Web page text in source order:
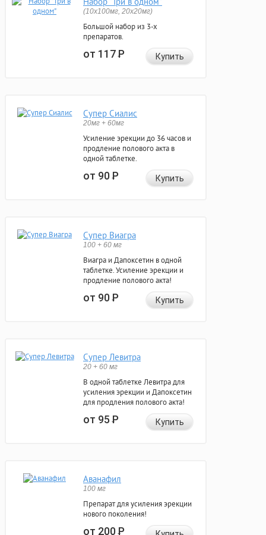
(10x100мг, 20x20мг)
Большой набор из 3-х
препаратов.
от 117Р Купить
Супер Сиалис
20мг + 60мг
Усиление эрекции до 36 часов и
продление полового акта в
одной таблетке.
от 90Р Купить
Супер Виагра
100 + 60 мг
Виагра и Дапоксетин в одной
таблетке. Усиление эрекции и
продление полового акта!
от 90Р Купить
Супер Левитра
20 + 60 мг
В одной таблетке Левитра для
усиления эрекции и Дапоксетин
для продления полового акта!
от 95Р Купить
Аванафил
100 мг
Препарат для усиления эрекции
нового поколения!
от 200Р